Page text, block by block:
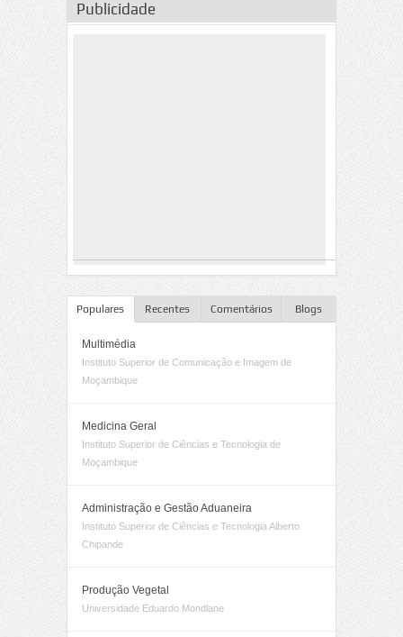
Publicidade
Populares Recentes Comentários Blogs
Multimédia
Instituto Superior de Comunicação e Imagem de
Moçambique
Medicina Geral
Instituto Superior de Ciências e Tecnologia de
Moçambique
Administração e Gestão Aduaneira
Instituto Superior de Ciências e Tecnologia Alberto
Chipande
Produção Vegetal
Universidade Eduardo Mondlane